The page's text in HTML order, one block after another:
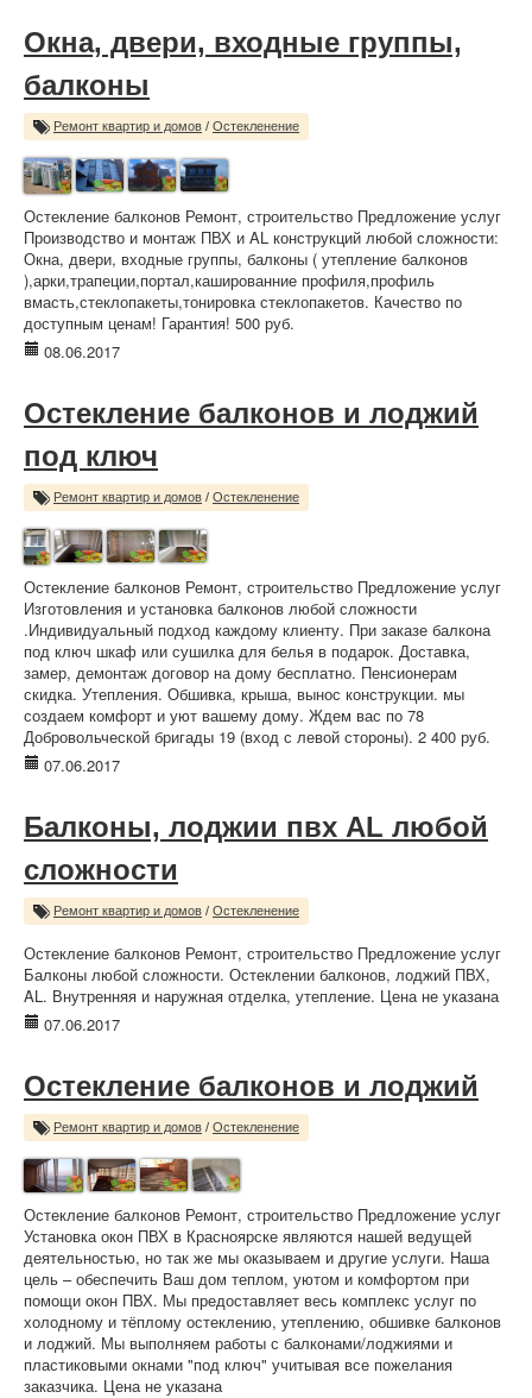
Окна, двери, входные группы,
балконы
Ремонт квартир и домов / Остекленение
Остекление балконов Ремонт, строительство Предложение услуг
Производство и монтаж ПВХ и AL конструкций любой сложности:
Окна, двери, входные группы, балконы ( утепление балконов
),арки,трапеции,портал,кашированние профиля,профиль
вмасть,стеклопакеты,тонировка стеклопакетов. Качество по
доступным ценам! Гарантия! 500 руб.
08.06.2017
Остекление балконов и лоджий
под ключ
Ремонт квартир и домов / Остекленение
Остекление балконов Ремонт, строительство Предложение услуг
Изготовления и установка балконов любой сложности
.Индивидуальный подход каждому клиенту. При заказе балкона
под ключ шкаф или сушилка для белья в подарок. Доставка,
замер, демонтаж договор на дому бесплатно. Пенсионерам
скидка. Утепления. Обшивка, крыша, вынос конструкции. мы
создаем комфорт и уют вашему дому. Ждем вас по 78
Добровольческой бригады 19 (вход с левой стороны). 2 400 руб.
07.06.2017
Балконы, лоджии пвх AL любой
сложности
Ремонт квартир и домов / Остекленение
Остекление балконов Ремонт, строительство Предложение услуг
Балконы любой сложности. Остеклении балконов, лоджий ПВХ,
AL. Внутренняя и наружная отделка, утепление. Цена не указана
07.06.2017
Остекление балконов и лоджий
Ремонт квартир и домов / Остекленение
Остекление балконов Ремонт, строительство Предложение услуг
Установка окон ПВХ в Красноярске являются нашей ведущей
деятельностью, но так же мы оказываем и другие услуги. Наша
цель – обеспечить Ваш дом теплом, уютом и комфортом при
помощи окон ПВХ. Мы предоставляет весь комплекс услуг по
холодному и тёплому остеклению, утеплению, обшивке балконов
и лоджий. Мы выполняем работы с балконами/лоджиями и
пластиковыми окнами "под ключ" учитывая все пожелания
заказчика. Цена не указана